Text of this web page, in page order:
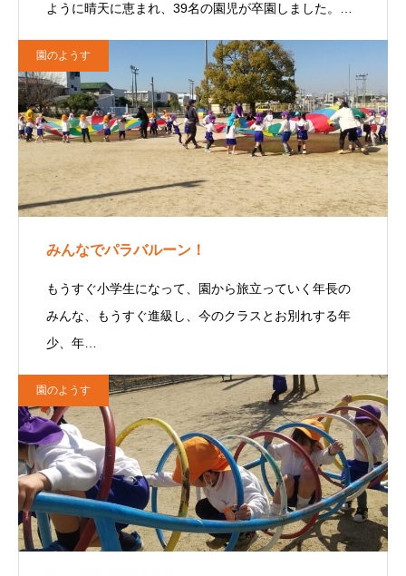
ように晴天に恵まれ、39名の園児が卒園しました。…
園のようす
みんなでパラバルーン！
もうすぐ小学生になって、園から旅立っていく年長の
みんな、もうすぐ進級し、今のクラスとお別れする年
少、年…
園のようす